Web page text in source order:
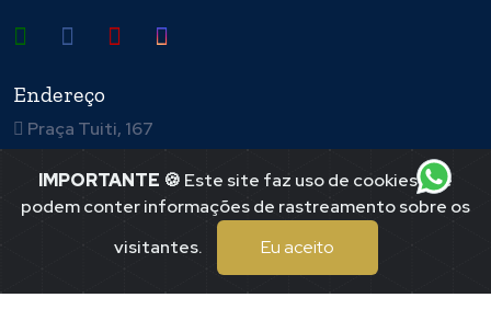
Endereço
Praça Tuiti, 167
Centro
Piumhi / mgMMmg
(37)99197-7625
Jornal Ponto ©2026porMultiverso Web. Todos os direitos
IMPORTANTE 🍪 Este site faz uso de cookies que
podem conter informações de rastreamento sobre os
visitantes.
Eu aceito